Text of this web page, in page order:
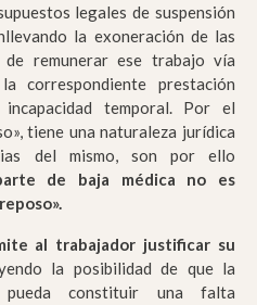
legales de suspensión
la exoneración de las
remunerar ese trabajo vía
correspondiente prestación
temporal. Por el
tiene una naturaleza jurídica
del mismo, son por ello
de baja médica no es
al trabajador justificar su
la posibilidad de que la
pueda constituir una falta